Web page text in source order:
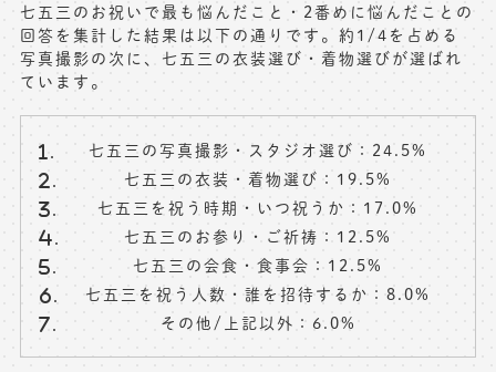
七五三のお祝いで最も悩んだこと・2番めに悩んだことの
回答を集計した結果は以下の通りです。約1/4を占める
写真撮影の次に、七五三の衣装選び・着物選びが選ばれ
ています。
七五三の写真撮影・スタジオ選び：24.5%
七五三の衣装・着物選び：19.5%
七五三を祝う時期・いつ祝うか：17.0%
七五三のお参り・ご祈祷：12.5%
七五三の会食・食事会：12.5%
七五三を祝う人数・誰を招待するか：8.0%
その他/上記以外：6.0%